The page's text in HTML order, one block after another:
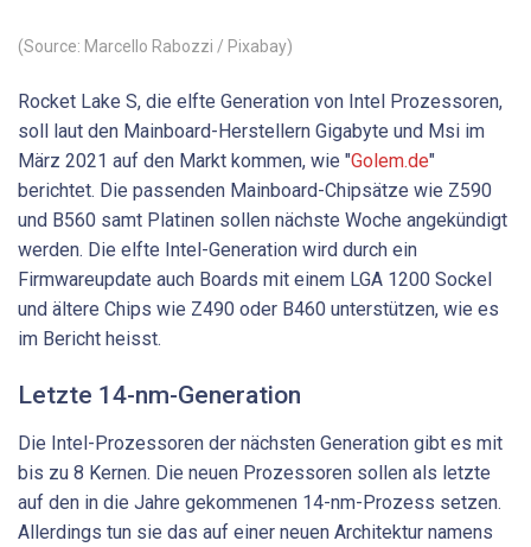
(Source: Marcello Rabozzi / Pixabay)
Rocket Lake S, die elfte Generation von Intel Prozessoren,
soll laut den Mainboard-Herstellern Gigabyte und Msi im
März 2021 auf den Markt kommen, wie "Golem.de"
berichtet. Die passenden Mainboard-Chipsätze wie Z590
und B560 samt Platinen sollen nächste Woche angekündigt
werden. Die elfte Intel-Generation wird durch ein
Firmwareupdate auch Boards mit einem LGA 1200 Sockel
und ältere Chips wie Z490 oder B460 unterstützen, wie es
im Bericht heisst.
Letzte 14-nm-Generation
Die Intel-Prozessoren der nächsten Generation gibt es mit
bis zu 8 Kernen. Die neuen Prozessoren sollen als letzte
auf den in die Jahre gekommenen 14-nm-Prozess setzen.
Allerdings tun sie das auf einer neuen Architektur namens